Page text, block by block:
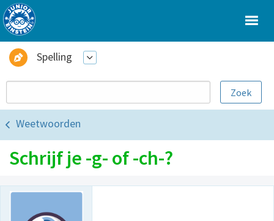
Spelling
Weetwoorden
Schrijf je -g- of -ch-?